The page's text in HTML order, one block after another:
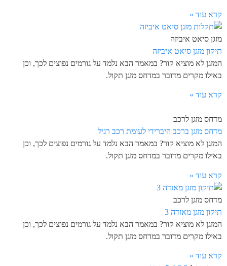
קרא עוד »
מזגן סיאט איביזה
תיקון מזגן סיאט איביזה
המזגן לא מוציא קור? במאמר הבא נלמד על גורמים נפוצים לכך, וכן
באילו מקרים מדובר במדחס מזגן תקול.
קרא עוד »
מדחס מזגן לרכב
מדחס מזגן ברכב היברידי לעומת רכב רגיל
המזגן לא מוציא קור? במאמר הבא נלמד על גורמים נפוצים לכך, וכן
באילו מקרים מדובר במדחס מזגן תקול.
קרא עוד »
מדחס מזגן לרכב
תיקון מזגן מאזדה 3
המזגן לא מוציא קור? במאמר הבא נלמד על גורמים נפוצים לכך, וכן
באילו מקרים מדובר במדחס מזגן תקול.
קרא עוד »